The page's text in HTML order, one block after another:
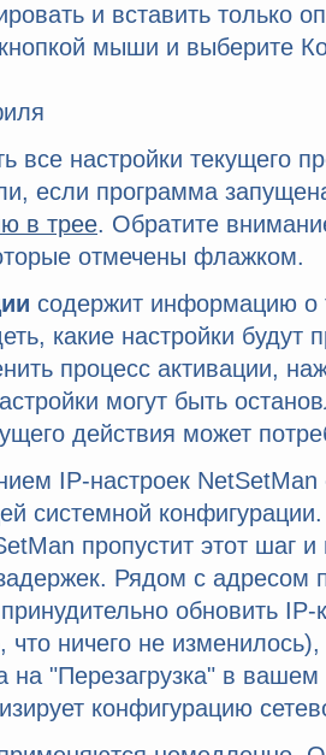
и вставить только
мыши и выберите
все настройки текущего
если программа
в трее. Обратите
отмечены флажком.
содержит информацию о
какие настройки
процесс активации,
могут быть
действия может
IP-настроек NetSetMan
системной
пропустит этот шаг
Рядом с адресом
обновить
что ничего не
на "Перезагрузка" в вашем
конфигурацию